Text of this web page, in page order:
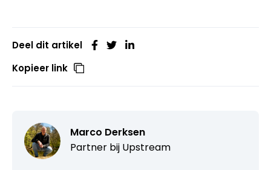
Deel dit artikel
Kopieer link
Marco Derksen
Partner bij Upstream